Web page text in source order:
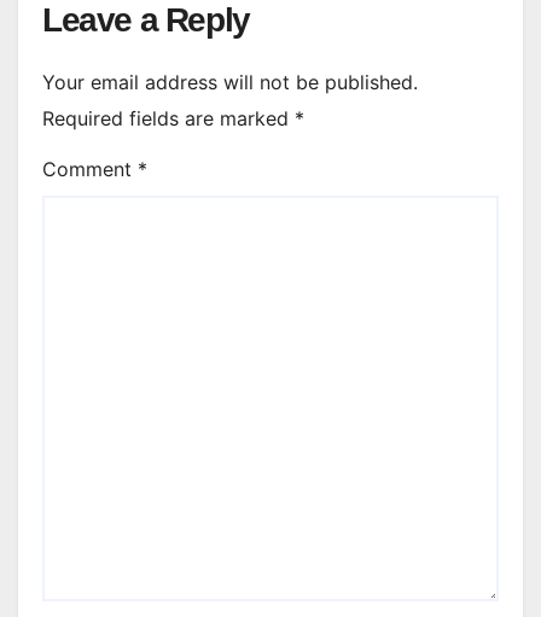
Leave a Reply
Your email address will not be published.
Required fields are marked *
Comment *